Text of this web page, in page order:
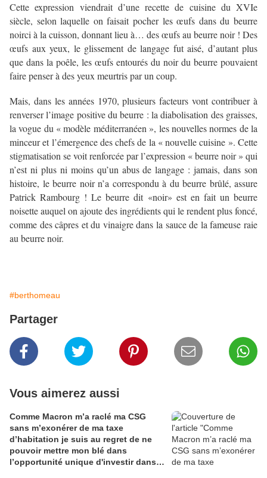
Cette expression viendrait d’une recette de cuisine du XVIe
siècle, selon laquelle on faisait pocher les œufs dans du beurre
noirci à la cuisson, donnant lieu à… des œufs au beurre noir ! Des
œufs aux yeux, le glissement de langage fut aisé, d’autant plus
que dans la poêle, les œufs entourés du noir du beurre pouvaient
faire penser à des yeux meurtris par un coup.
Mais, dans les années 1970, plusieurs facteurs vont contribuer à
renverser l’image positive du beurre : la diabolisation des graisses,
la vogue du « modèle méditerranéen », les nouvelles normes de la
minceur et l’émergence des chefs de la « nouvelle cuisine ». Cette
stigmatisation se voit renforcée par l’expression « beurre noir » qui
n’est ni plus ni moins qu’un abus de langage : jamais, dans son
histoire, le beurre noir n’a correspondu à du beurre brûlé, assure
Patrick Rambourg ! Le beurre dit «noir» est en fait un beurre
noisette auquel on ajoute des ingrédients qui le rendent plus foncé,
comme des câpres et du vinaigre dans la sauce de la fameuse raie
au beurre noir.
#berthomeau
Partager
Vous aimerez aussi
Comme Macron m’a raclé ma CSG
sans m’exonérer de ma taxe
d’habitation je suis au regret de ne
pouvoir mettre mon blé dans
l’opportunité unique d'investir dans